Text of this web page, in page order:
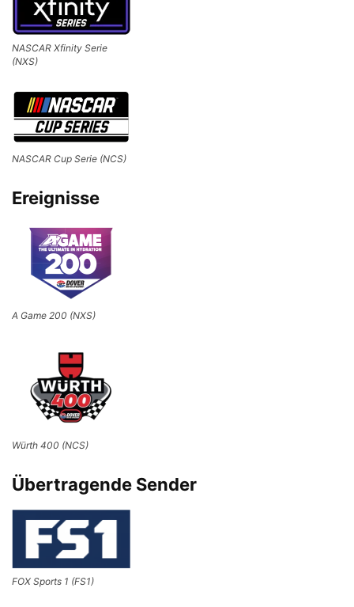
NASCAR Xfinity Serie
(NXS)
NASCAR Cup Serie (NCS)
Ereignisse
A Game 200 (NXS)
Würth 400 (NCS)
Übertragende Sender
FOX Sports 1 (FS1)